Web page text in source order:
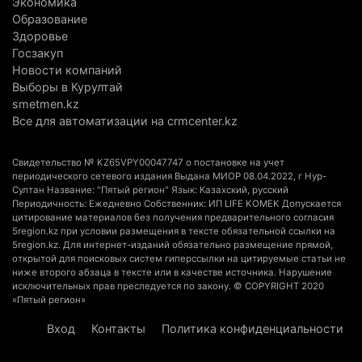
5 августа 2026 г. 09:17
В Алматинской области запустят производство
катеров для Formula-1 H2O и откроют академию
пилотов
директора по коммуникациям
4 августа 2026 г. 20:22
Партия «Әділет» предложила превратить
университеты в центры технологий и новых
рабочих мест
4 августа 2026 г. 15:11 181
В Алматинской области назначили нового
Образование
Здоровье
Госзакуп
Новости компаний
Выборы в Курултай
smetmen.kz
Все для автоматизации на crmcenter.kz
Свидетельство № KZ65VPY00047747 о постановке на учет
периодического сетевого издания Выдана МИОР 08.04.2022, г Нур-
Султан Название: "Пятый регион" Язык: Казахский, русский
Периодичность: Ежедневно Собственник: ИП LIFE KOMEK Допускается
цитирование материалов без получения предварительного согласия
5region.kz при условии размещения в тексте обязательной ссылки на
5region.kz. Для интернет-изданий обязательно размещение прямой,
открытой для поисковых систем гиперссылки на цитируемые статьи не
ниже второго абзаца в тексте или в качестве источника. Нарушение
исключительных прав преследуется по закону. © COPYRIGHT 2020
«Пятый регион»
Вход Контакты Политика конфиденциальности